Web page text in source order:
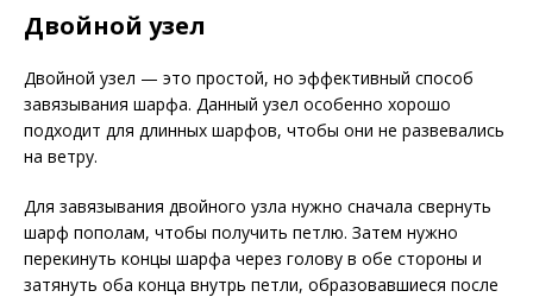
Двойной узел
Двойной узел — это простой, но эффективный способ
завязывания шарфа. Данный узел особенно хорошо
подходит для длинных шарфов, чтобы они не развевались
на ветру.
Для завязывания двойного узла нужно сначала свернуть
шарф пополам, чтобы получить петлю. Затем нужно
перекинуть концы шарфа через голову в обе стороны и
затянуть оба конца внутрь петли, образовавшиеся после